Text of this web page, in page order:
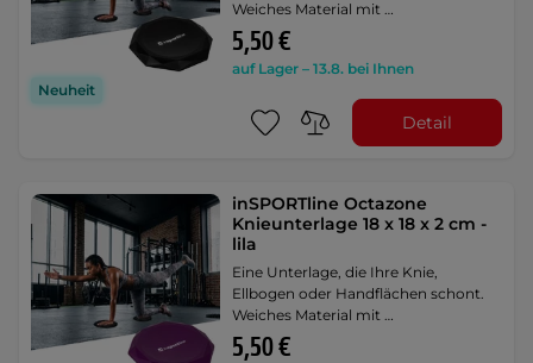
Neuheit
Weiches Material mit …
5,50 €
auf Lager – 13.8. bei Ihnen
Detail
inSPORTline Octazone
Knieunterlage 18 x 18 x 2 cm -
lila
Eine Unterlage, die Ihre Knie,
Ellbogen oder Handflächen schont.
Weiches Material mit …
5,50 €